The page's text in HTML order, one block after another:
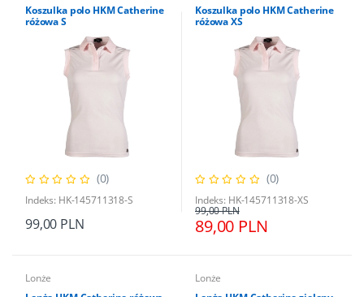
Koszulka polo HKM Catherine
różowa S
(0)
Indeks: HK-145711318-S
99,00 PLN
Koszulka polo HKM Catherine
różowa XS
(0)
Indeks: HK-145711318-XS
89,00 PLN
99,00 PLN
Lonże
Lonże